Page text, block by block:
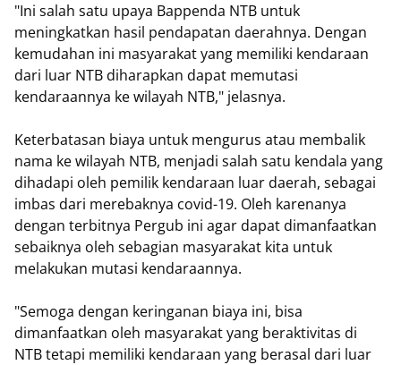
"Ini salah satu upaya Bappenda NTB untuk
meningkatkan hasil pendapatan daerahnya. Dengan
kemudahan ini masyarakat yang memiliki kendaraan
dari luar NTB diharapkan dapat memutasi
kendaraannya ke wilayah NTB," jelasnya.
Keterbatasan biaya untuk mengurus atau membalik
nama ke wilayah NTB, menjadi salah satu kendala yang
dihadapi oleh pemilik kendaraan luar daerah, sebagai
imbas dari merebaknya covid-19. Oleh karenanya
dengan terbitnya Pergub ini agar dapat dimanfaatkan
sebaiknya oleh sebagian masyarakat kita untuk
melakukan mutasi kendaraannya.
"Semoga dengan keringanan biaya ini, bisa
dimanfaatkan oleh masyarakat yang beraktivitas di
NTB tetapi memiliki kendaraan yang berasal dari luar